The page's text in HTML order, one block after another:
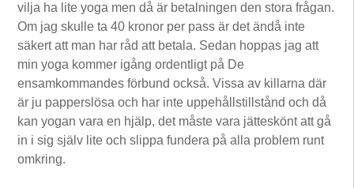
vilja ha lite yoga men då är betalningen den stora frågan.
Om jag skulle ta 40 kronor per pass är det ändå inte
säkert att man har råd att betala. Sedan hoppas jag att
min yoga kommer igång ordentligt på De
ensamkommandes förbund också. Vissa av killarna där
är ju papperslösa och har inte uppehållstillstånd och då
kan yogan vara en hjälp, det måste vara jätteskönt att gå
in i sig själv lite och slippa fundera på alla problem runt
omkring.